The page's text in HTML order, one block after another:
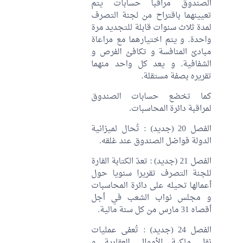
الصندوق مراقبا حسابات يتم
تعيينهما باقتراح من لجنة التصرف
لمدة ثلاث سنوات قابلة للتجديد مرة
واحدة. و يتم اختيارهما مع مراعاة
مبادئ المنافسة و تكافئ الفرص و
الشفافية. و يعد كل واحد منهما
تقريره بصفة مستقلة.
كما تخضع حسابات الصندوق
لمراقبة دائرة المحاسبات.
الفصل 20 (جديد) : تُحال لميزانية
الدولة فواضل الصندوق عند غلقه.
الفصل 21 (جديد) : تعدّ الكتابة القارة
للجنة التصرف تقريرا سنويا حول
أعمالها تحيله على دائرة المحاسبات
و مجلس نواب الشعب في أجل
أقصاه 31 مارس من كل سنة مالية.
الفصل 24 (جديد) : تُعفى عمليات